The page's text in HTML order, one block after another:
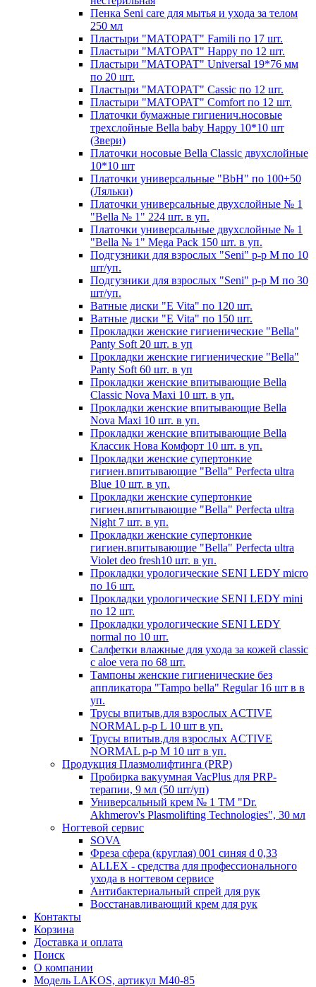
Пенка Seni care для мытья и ухода за телом
250 мл
Пластыри "МАТОРАТ" Famili по 17 шт.
Пластыри "МАТОРАТ" Happy по 12 шт.
Пластыри "МАТОРАТ" Universal 19*76 мм
по 20 шт.
Пластыри "МАТОРАТ" Сassic по 12 шт.
Пластыри "МАТОРАТ" Сomfort по 12 шт.
Платочки бумажные гигиенич.носовые
трехслойные Bella baby Happy 10*10 шт
(Звери)
Платочки носовые Bella Classic двухслойные
10*10 шт
Платочки универсальные "BbH" по 100+50
(Ляльки)
Платочки универсальные двухслойные № 1
"Bella № 1" 224 шт. в уп.
Платочки универсальные двухслойные № 1
"Bella № 1" Mega Pack 150 шт. в уп.
Подгузники для взрослых "Seni" р-р М по 10
шт/уп.
Подгузники для взрослых "Seni" р-р М по 30
шт/уп.
Ватные диски "E Vita" по 120 шт.
Ватные диски "E Vita" по 150 шт.
Прокладки женские гигиенические "Bella"
Panty Soft 20 шт. в уп
Прокладки женские гигиенические "Bella"
Panty Soft 60 шт. в уп
Прокладки женские впитывающие Bella
Classic Nova Maxi 10 шт. в уп.
Прокладки женские впитывающие Bella
Nova Maxi 10 шт. в уп.
Прокладки женские впитывающие Bella
Классик Нова Комфорт 10 шт. в уп.
Прокладки женские супертонкие
гигиен.впитывающие "Bella" Perfecta ultra
Blue 10 шт. в уп.
Прокладки женские супертонкие
гигиен.впитывающие "Bella" Perfecta ultra
Night 7 шт. в уп.
Прокладки женские супертонкие
гигиен.впитывающие "Bella" Perfecta ultra
Violet deo fresh10 шт. в уп.
Прокладки урологические SENI LEDY micro
по 16 шт.
Прокладки урологические SENI LEDY mini
по 12 шт.
Прокладки урологические SENI LEDY
normal по 10 шт.
Салфетки влажные для ухода за кожей classic
c aloe vera по 68 шт.
Тампоны женские гигиенические без
аппликатора "Tampo bella" Regular 16 шт в в
уп.
Трусы впитыв.для взрослых ACTIVE
NORMAL р-р L 10 шт в уп.
Трусы впитыв.для взрослых ACTIVE
NORMAL р-р М 10 шт в уп.
Продукция Плазмолифтинга (PRP)
Пробирка вакуумная VacPlus для PRP-
терапии, 9 мл (50 шт/уп)
Универсальный крем № 1 ТМ "Dr.
Akhmerov's Plasmolifting Technologies", 30 мл
Ногтевой сервис
SOVA
Фреза сфера (круглая) 001 синяя d 0,33
ALLEX - средства для профессионального
ухода в ногтевом сервисе
Антибактериальный спрей для рук
Восстанавливающий крем для рук
Контакты
Корзина
Доставка и оплата
Поиск
О компании
Модель LAKOS, артикул М40-85